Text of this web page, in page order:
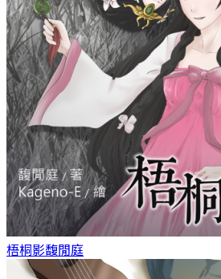
梧桐影馥閒庭